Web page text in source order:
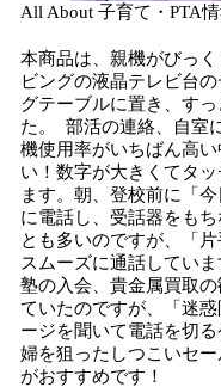
All About 子育て・PTA
本商品は、親機がびっ
ビングの液晶テレビ台
グテーブルに置き、す
た。 部活の連絡、自室
機使用率がいちばん高
い！数字が大きくてタ
ます。朝、登校前に「
に電話し、受話器をも
とも多いのですが、「
スムーズに通話してい
塾の入会、貴金属買取
ていたのですが、「迷
ージを聞いて電話を切
婦を狙ったしつこいセ
がおすすめです！